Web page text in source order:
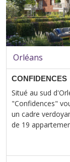
Orléans
CONFIDENCES
Situé au sud
"Confidences"
un cadre
de 19